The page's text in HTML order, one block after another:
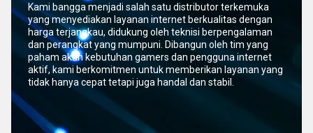
Kami bangga menjadi salah satu distributor terkemuka
yang menyediakan layanan internet berkualitas dengan
harga terjangkau, didukung oleh teknisi berpengalaman
dan perangkat yang mumpuni. Dibangun oleh tim yang
paham akan kebutuhan gamers dan pengguna internet
aktif, kami berkomitmen untuk memberikan layanan yang
tidak hanya cepat tetapi juga handal dan stabil.